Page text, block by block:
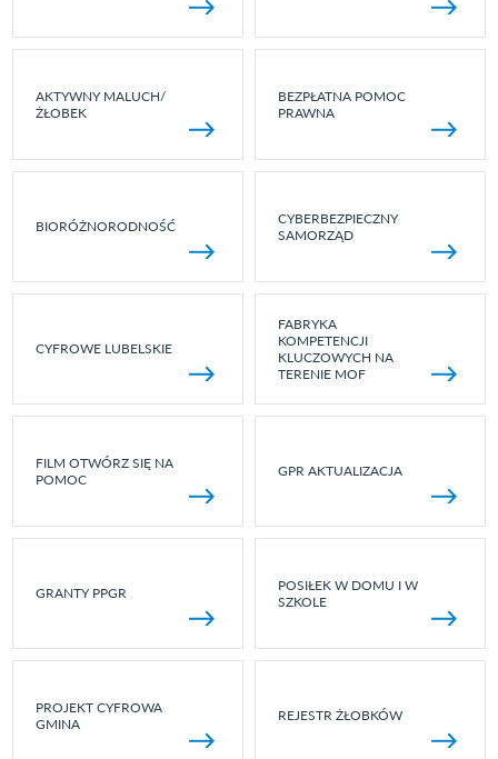
AKTYWNY MALUCH/
ŻŁOBEK
BEZPŁATNA POMOC
PRAWNA
BIORÓŻNORODNOŚĆ
CYBERBEZPIECZNY
SAMORZĄD
CYFROWE LUBELSKIE
FABRYKA
KOMPETENCJI
KLUCZOWYCH NA
TERENIE MOF
FILM OTWÓRZ SIĘ NA
POMOC
GPR AKTUALIZACJA
GRANTY PPGR
POSIŁEK W DOMU I W
SZKOLE
PROJEKT CYFROWA
GMINA
REJESTR ŻŁOBKÓW